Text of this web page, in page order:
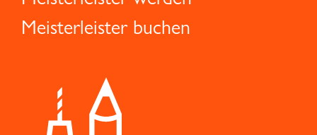
Meisterleister buchen